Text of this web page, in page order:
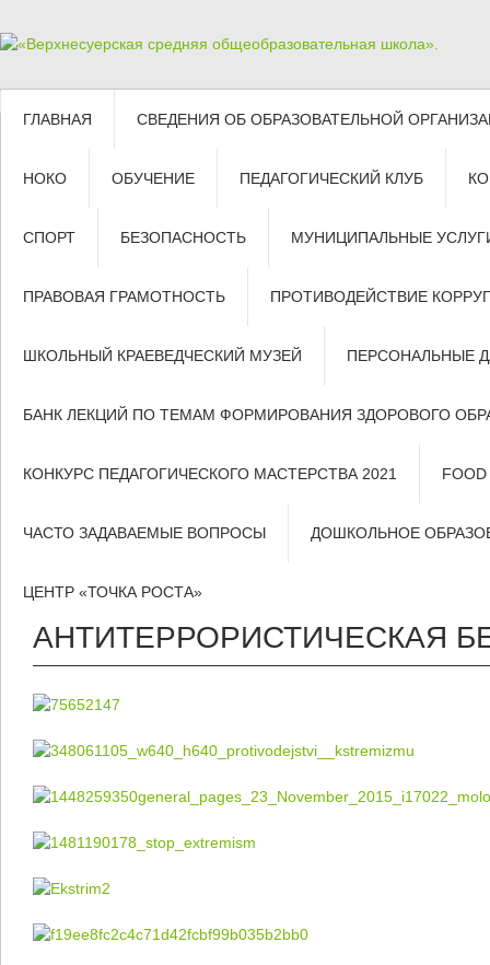
ГЛАВНАЯ СВЕДЕНИЯ ОБ ОБРАЗОВАТЕЛЬНОЙ
НОКО ОБУЧЕНИЕ ПЕДАГОГИЧЕСКИЙ КЛУБ
СПОРТ БЕЗОПАСНОСТЬ МУНИЦИПАЛЬНЫЕ
ПРАВОВАЯ ГРАМОТНОСТЬ ПРОТИВОДЕЙСТВИЕ
ШКОЛЬНЫЙ КРАЕВЕДЧЕСКИЙ МУЗЕЙ ПЕРСОНАЛЬНЫЕ
БАНК ЛЕКЦИЙ ПО ТЕМАМ ФОРМИРОВАНИЯ ЗДОРОВОГО
КОНКУРС ПЕДАГОГИЧЕСКОГО МАСТЕРСТВА 2021 FOOD
ЧАСТО ЗАДАВАЕМЫЕ ВОПРОСЫ ДОШКОЛЬНОЕ
ЦЕНТР «ТОЧКА РОСТА»
АНТИТЕРРОРИСТИЧЕСКАЯ